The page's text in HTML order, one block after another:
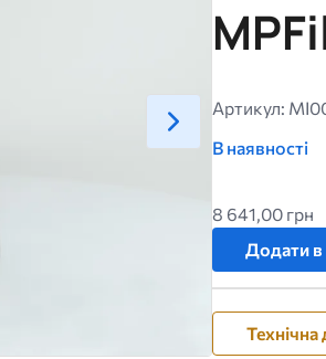
Артикул:
В наявності
8 641,00 грн
Додати
Технічна